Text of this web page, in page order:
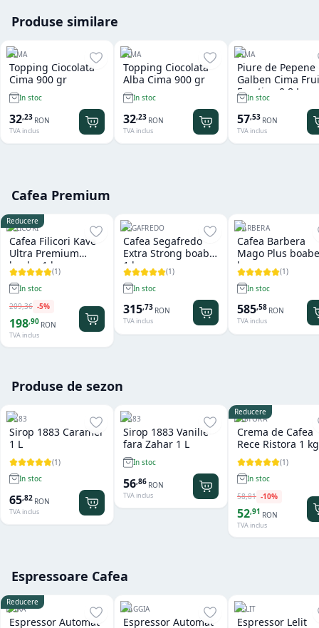
Produse similare
CIMA
Topping Ciocolata
Cima 900 gr
In stoc
32,23 RON
TVA inclus
CIMA
Topping Ciocolata
Alba Cima 900 gr
In stoc
32,23 RON
TVA inclus
CIMA
Piure de Pepene
Galben Cima
Emotion 0.8 L
In stoc
57,53 RON
TVA inclus
Cafea Premium
Reducere
FILICORI
Cafea Filicori Kave
Ultra Premium
boabe 1 kg
(1)
In stoc
209,36 -5%
198,90 RON
TVA inclus
SEGAFREDO
Cafea Segafredo
Extra Strong boabe
1 kg
(1)
In stoc
315,73 RON
TVA inclus
BARBERA
Cafea Barbera
Mago Plus
kg
(1)
In stoc
585,58 RON
TVA inclus
Produse de sezon
1883
Sirop 1883 Caramel
1 L
(1)
In stoc
65,82 RON
TVA inclus
1883
Sirop 1883 Vanilie
fara Zahar 1 L
In stoc
56,86 RON
TVA inclus
Reducere
RISTORA
Crema de Cafea
Rece Ristora 1 kg
(1)
In stoc
58,81 -10%
52,91 RON
TVA inclus
Espressoare Cafea
Reducere
JURA
Espressor Automat
GAGGIA
Espressor Automat
LELIT
Espressor Lelit